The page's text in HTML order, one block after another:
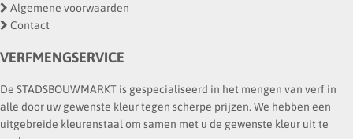
Algemene voorwaarden
Contact
VERFMENGSERVICE
De STADSBOUWMARKT is gespecialiseerd in het mengen van verf in
alle door uw gewenste kleur tegen scherpe prijzen. We hebben een
uitgebreide kleurenstaal om samen met u de gewenste kleur uit te